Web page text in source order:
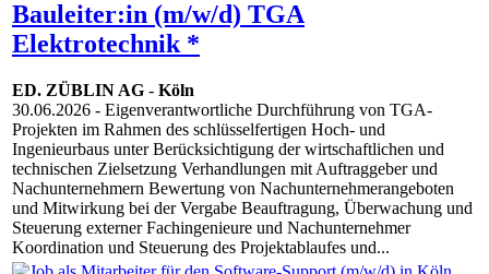
Bauleiter:in (m/w/d) TGA
Elektrotechnik *
ED. ZÜBLIN AG - Köln
30.06.2026 - Eigenverantwortliche Durchführung von TGA-
Projekten im Rahmen des schlüsselfertigen Hoch- und
Ingenieurbaus unter Berücksichtigung der wirtschaftlichen und
technischen Zielsetzung Verhandlungen mit Auftraggeber und
Nachunternehmern Bewertung von Nachunternehmerangeboten
und Mitwirkung bei der Vergabe Beauftragung, Überwachung und
Steuerung externer Fachingenieure und Nachunternehmer
Koordination und Steuerung des Projektablaufes und...